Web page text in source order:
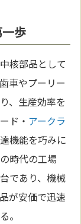
歩
核部品として
車やプーリー
、生産効率を
ド・ アークラ
機能を巧みに
時代の工場
であり、機械
が安価で迅速
。